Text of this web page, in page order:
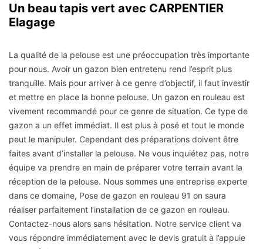
Un beau tapis vert avec CARPENTIER
Elagage
La qualité de la pelouse est une préoccupation très importante
pour nous. Avoir un gazon bien entretenu rend l’esprit plus
tranquille. Mais pour arriver à ce genre d’objectif, il faut investir
et mettre en place la bonne pelouse. Un gazon en rouleau est
vivement recommandé pour ce genre de situation. Ce type de
gazon a un effet immédiat. Il est plus à posé et tout le monde
peut le manipuler. Cependant des préparations doivent être
faites avant d’installer la pelouse. Ne vous inquiétez pas, notre
équipe va prendre en main de préparer votre terrain avant la
réception de la pelouse. Nous sommes une entreprise experte
dans ce domaine, Pose de gazon en rouleau 91 on saura
réaliser parfaitement l’installation de ce gazon en rouleau.
Contactez-nous alors sans hésitation. Notre service client va
vous répondre immédiatement avec le devis gratuit à l’appuie